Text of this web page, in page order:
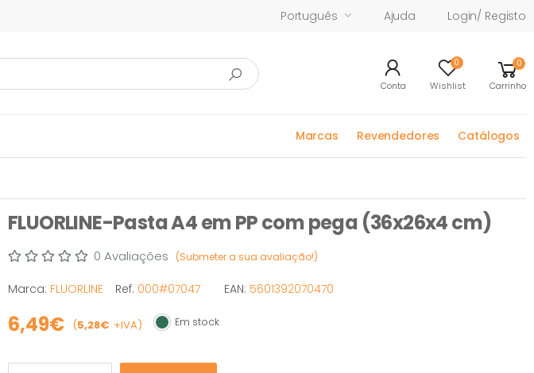
Português Ajuda Login/ Registo
Conta
0
Wishlist
0
Carrinho
Marcas Revendedores Catálogos
FLUORLINE-Pasta A4 em PP com pega (36x26x4 cm)
0 Avaliações (Submeter a sua avaliação!)
Marca: FLUORLINE Ref. 000#07047 EAN: 5601392070470
6,49€ (5,28€ +IVA) Em stock
Em stock